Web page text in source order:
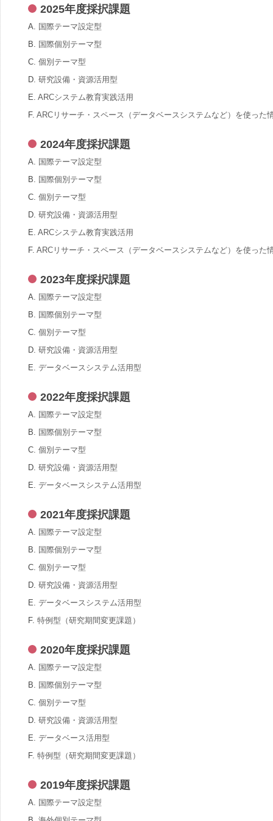
2025年度採択課題
A. 国際テーマ設定型
B. 国際個別テーマ型
C. 個別テーマ型
D. 研究設備・資源活用型
E. ARCシステム教育実践活用
F. ARCリサーチ・スペース（データベースシステムなど）を使った
2024年度採択課題
A. 国際テーマ設定型
B. 国際個別テーマ型
C. 個別テーマ型
D. 研究設備・資源活用型
E. ARCシステム教育実践活用
F. ARCリサーチ・スペース（データベースシステムなど）を使った
2023年度採択課題
A. 国際テーマ設定型
B. 国際個別テーマ型
C. 個別テーマ型
D. 研究設備・資源活用型
E. データベースシステム活用型
2022年度採択課題
A. 国際テーマ設定型
B. 国際個別テーマ型
C. 個別テーマ型
D. 研究設備・資源活用型
E. データベースシステム活用型
2021年度採択課題
A. 国際テーマ設定型
B. 国際個別テーマ型
C. 個別テーマ型
D. 研究設備・資源活用型
E. データベースシステム活用型
F. 特例型（研究期間変更課題）
2020年度採択課題
A. 国際テーマ設定型
B. 国際個別テーマ型
C. 個別テーマ型
D. 研究設備・資源活用型
E. データベース活用型
F. 特例型（研究期間変更課題）
2019年度採択課題
A. 国際テーマ設定型